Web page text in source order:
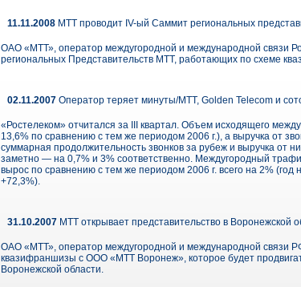
11.11.2008 МТТ проводит IV-ый Саммит региональных
ОАО «МТТ», оператор междугородной и международной связи
региональных Представительств МТТ, работающих по схеме
02.11.2007 Оператор теряет минуты/МТТ, Golden Telecom и
«Ростелеком» отчитался за III квартал. Объем исходящего
13,6% по сравнению с тем же периодом 2006 г.), а выручка от
суммарная продолжительность звонков за рубеж и выручка от
заметно — на 0,7% и 3% соответственно. Междугородный
вырос по сравнению с тем же периодом 2006 г. всего на 2%
+72,3%).
31.10.2007 МТТ открывает представительство в Воронежской
ОАО «МТТ», оператор междугородной и международной связи
квазифраншизы с ООО «МТТ Воронеж», которое будет
Воронежской области.